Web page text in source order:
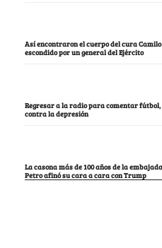
Así encontraron el cuerpo del cura
escondido por un general del Ejército
Regresar a la radio para comentar
contra la depresión
La casona más de 100 años de la
Petro afinó su cara a cara con Trump